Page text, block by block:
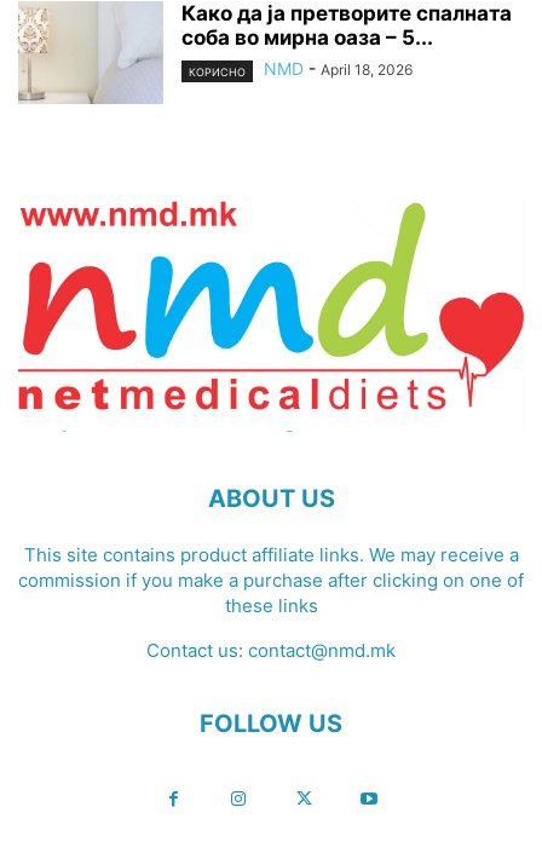
Како да ја претворите спалната
соба во мирна оаза – 5...
КОРИСНО NMD - April 18, 2026
ABOUT US
This site contains product affiliate links. We may receive a
commission if you make a purchase after clicking on one of
these links
Contact us: contact@nmd.mk
FOLLOW US